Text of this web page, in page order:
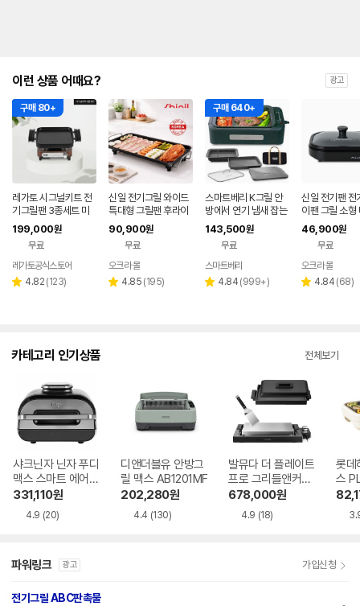
이런 상품 어때요? 광고
구매 80+
레가토 시그널키트 전
기그릴팬 3종세트 미
니 캠핑 고기구이 가정
용 화로 전골 와이드
199,000원
무료
레가토공식스토어
별 4.82 리
(123)
신일 전기그릴 와이드
특대형 그릴팬 후라이
팬 고기불판 멀티팬 가
정용 국산
90,900원
무료
오크라 몰
별 4.85 리
(195)
구매 640+
스마트베리 K그릴 안
방에서 연기 냄새 잡는
가정용 대형 전기그릴
만능요리 짬짜팬 대형
전골팬
143,500원
무료
페이
스마트베리
별 4.84 리
(999+)
신일 전기팬 전
이팬 그릴 소형
티쿠커 국산
46,900원
무료
오크라 몰
별 4.84 리
(68)
카테고리 인기상품 전체보기
샤크닌자 닌자 푸디
맥스 스마트 에어그
릴 AG551KR
331,110원
4.9 (20)
디앤더블유 안방그
릴 맥스 AB1201MF
202,280원
4.4 (130)
발뮤다 더 플레이트
프로 그리들앤커버
포함
678,000원
4.9 (18)
롯데
스
G
파워링크 광고 가입신청
전기그릴 ABC판촉물